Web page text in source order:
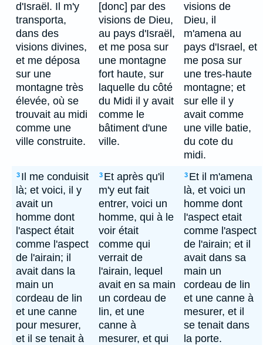
d'Israël. Il m'y
transporta,
dans des
visions divines,
et me déposa
sur une
montagne très
élevée, où se
trouvait au midi
comme une
ville construite.
[donc] par des
visions de Dieu,
au pays d'Israël,
et me posa sur
une montagne
fort haute, sur
laquelle du côté
du Midi il y avait
comme le
bâtiment d'une
ville.
visions de
Dieu, il
m'amena au
pays d'Israel, et
me posa sur
une tres-haute
montagne; et
sur elle il y
avait comme
une ville batie,
du cote du
midi.
3 Il me conduisit
là; et voici, il y
avait un
homme dont
l'aspect était
comme l'aspect
de l'airain; il
avait dans la
main un
cordeau de lin
et une canne
pour mesurer,
et il se tenait à
3 Et après qu'il
m'y eut fait
entrer, voici un
homme, qui à le
voir était
comme qui
verrait de
l'airain, lequel
avait en sa main
un cordeau de
lin, et une
canne à
mesurer, et qui
3 Et il m'amena
là, et voici un
homme dont
l'aspect etait
comme l'aspect
de l'airain; et il
avait dans sa
main un
cordeau de lin
et une canne à
mesurer, et il
se tenait dans
la porte.